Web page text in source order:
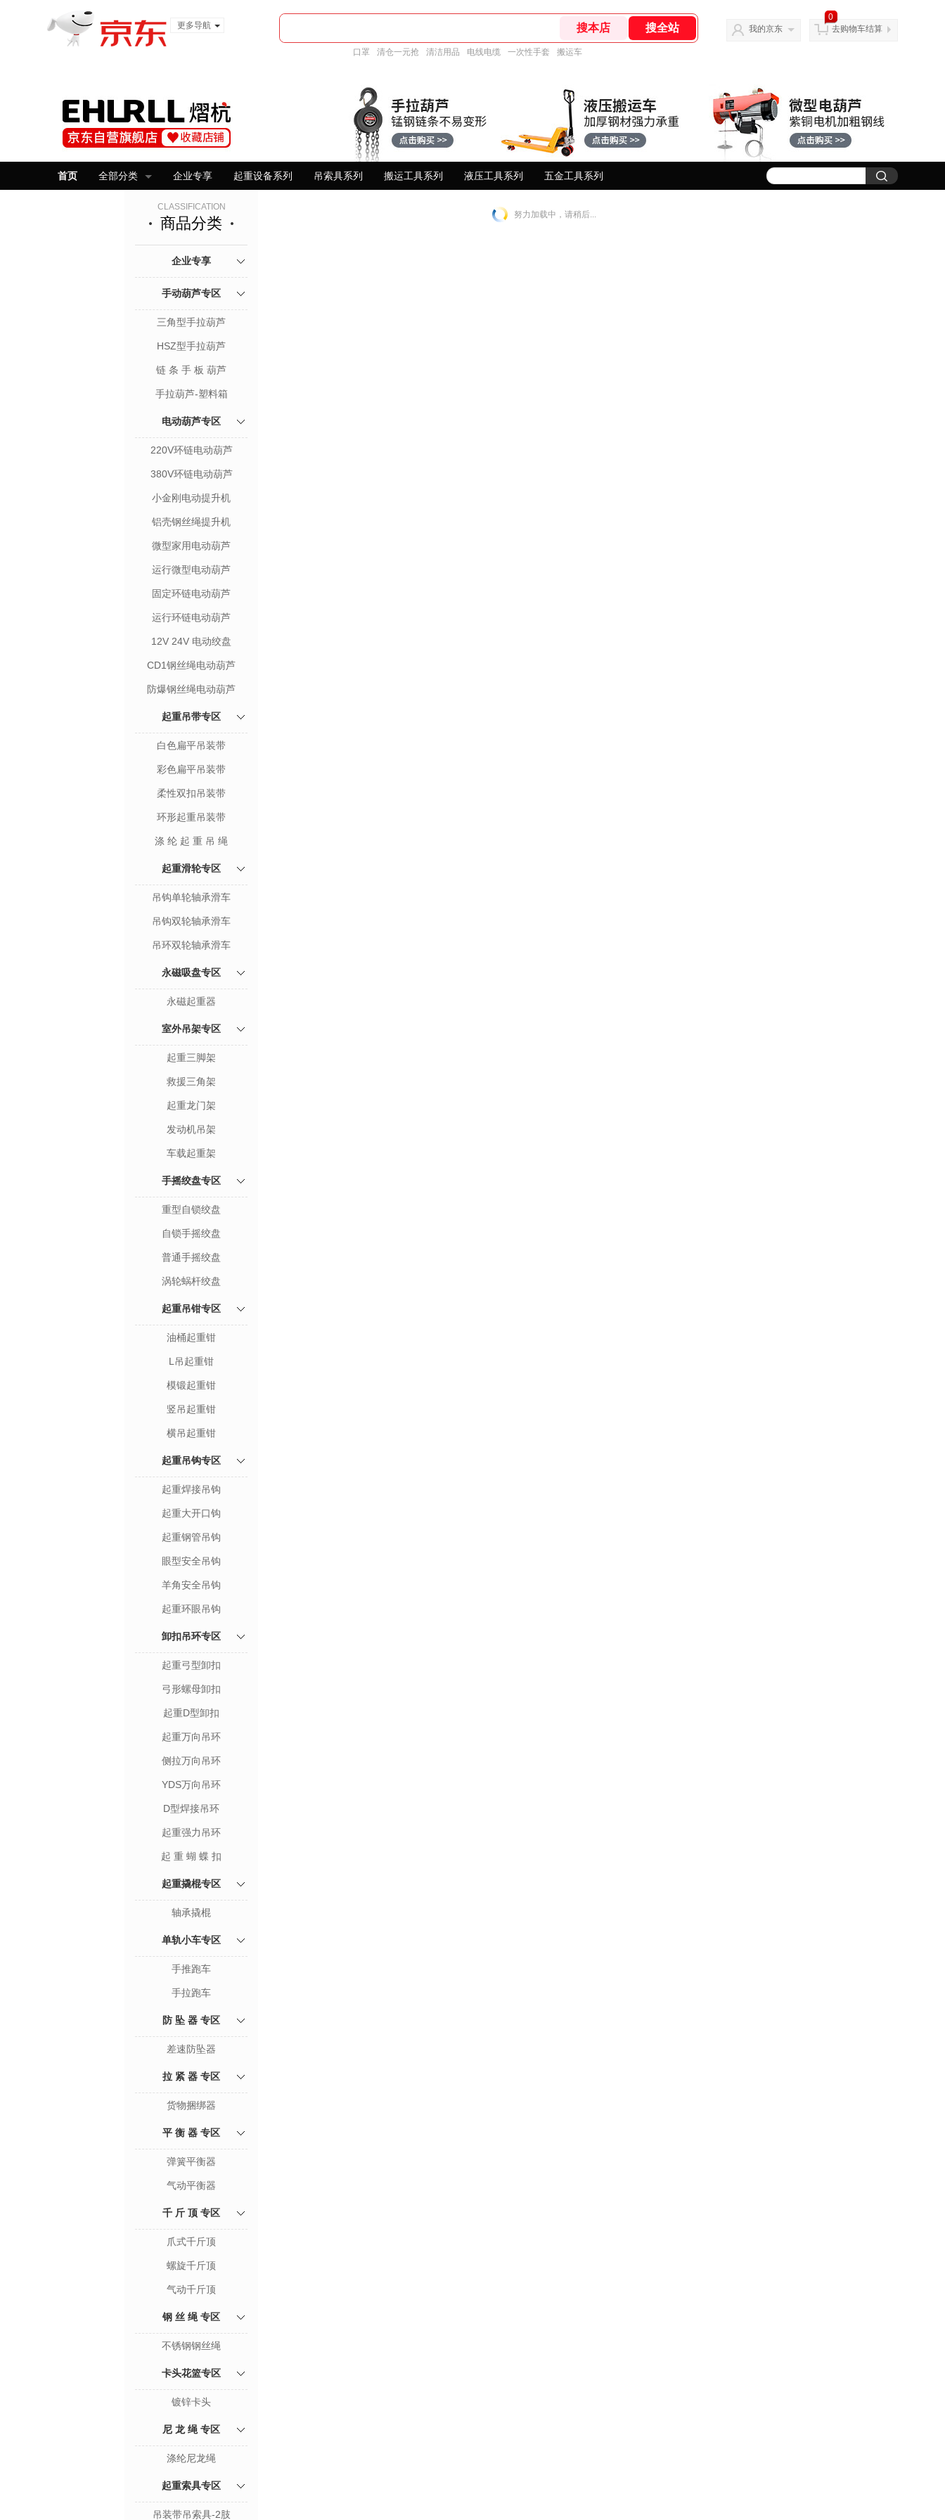
更多导航
口罩 清仓一元抢 清洁用品 电线电缆 一次性手套 搬运车
我的京东
0
去购物车结算
首页 全部分类 企业专享 起重设备系列 吊索具系列 搬运工具系列 液压工具系列 五金工具系列
CLASSIFICATION
商品分类
企业专享
手动葫芦专区
三角型手拉葫芦
HSZ型手拉葫芦
链 条 手 板 葫芦
手拉葫芦-塑料箱
电动葫芦专区
220V环链电动葫芦
380V环链电动葫芦
小金刚电动提升机
铝壳钢丝绳提升机
微型家用电动葫芦
运行微型电动葫芦
固定环链电动葫芦
运行环链电动葫芦
12V 24V 电动绞盘
CD1钢丝绳电动葫芦
防爆钢丝绳电动葫芦
起重吊带专区
白色扁平吊装带
彩色扁平吊装带
柔性双扣吊装带
环形起重吊装带
涤 纶 起 重 吊 绳
起重滑轮专区
吊钩单轮轴承滑车
吊钩双轮轴承滑车
吊环双轮轴承滑车
永磁吸盘专区
永磁起重器
室外吊架专区
起重三脚架
救援三角架
起重龙门架
发动机吊架
车载起重架
手摇绞盘专区
重型自锁绞盘
自锁手摇绞盘
普通手摇绞盘
涡轮蜗杆绞盘
起重吊钳专区
油桶起重钳
L吊起重钳
模锻起重钳
竖吊起重钳
横吊起重钳
起重吊钩专区
起重焊接吊钩
起重大开口钩
起重钢管吊钩
眼型安全吊钩
羊角安全吊钩
起重环眼吊钩
卸扣吊环专区
起重弓型卸扣
弓形螺母卸扣
起重D型卸扣
起重万向吊环
侧拉万向吊环
YDS万向吊环
D型焊接吊环
起重强力吊环
起 重 蝴 蝶 扣
起重撬棍专区
轴承撬棍
单轨小车专区
手推跑车
手拉跑车
防 坠 器 专区
差速防坠器
拉 紧 器 专区
货物捆绑器
平 衡 器 专区
弹簧平衡器
气动平衡器
千 斤 顶 专区
爪式千斤顶
螺旋千斤顶
气动千斤顶
钢 丝 绳 专区
不锈钢钢丝绳
卡头花篮专区
镀锌卡头
尼 龙 绳 专区
涤纶尼龙绳
起重索具专区
吊装带吊索具-2肢
努力加载中，请稍后...